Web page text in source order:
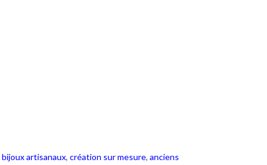
bijoux artisanaux, création sur mesure, anciens